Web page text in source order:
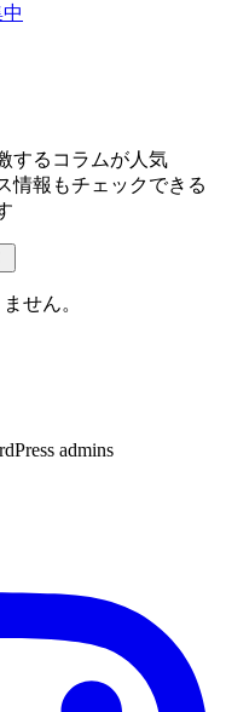
するコラムが人気
情報もチェックできる
せん。
admins